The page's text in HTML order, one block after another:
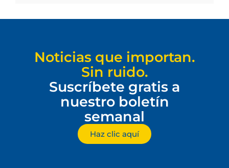
Noticias que importan.
Sin ruido.
Suscríbete gratis a
nuestro boletín
semanal
Haz clic aquí